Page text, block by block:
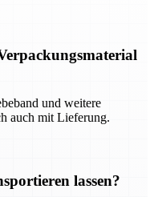
und weitere
auch mit Lieferung.
lassen?